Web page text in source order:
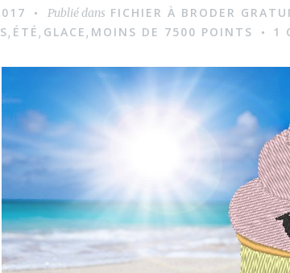
Publié dans FICHIER À BRODER
, ÉTÉ, GLACE, MOINS DE 7500 POINTS 1